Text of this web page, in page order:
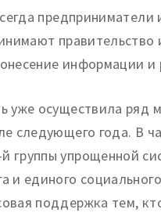
информации и
уже осуществила
следующего года. В
группы упрощенной
и единого
поддержка тем,